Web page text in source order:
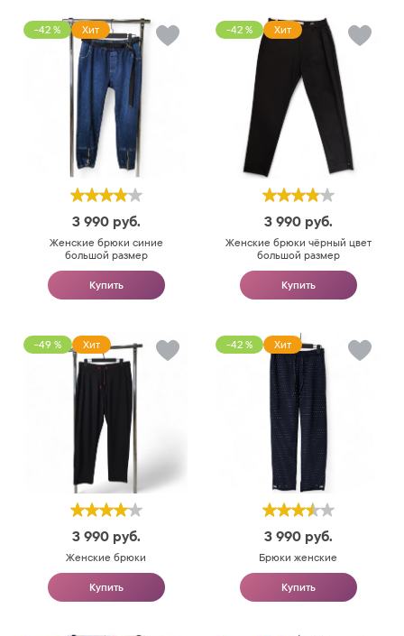
-42 % Хит
3 990 руб.
Женские брюки синие
большой размер
Купить
-42 % Хит
3 990 руб.
Женские брюки чёрный цвет
большой размер
Купить
-49 % Хит
3 990 руб.
Женские брюки
Купить
-42 % Хит
3 990 руб.
Брюки женские
Купить